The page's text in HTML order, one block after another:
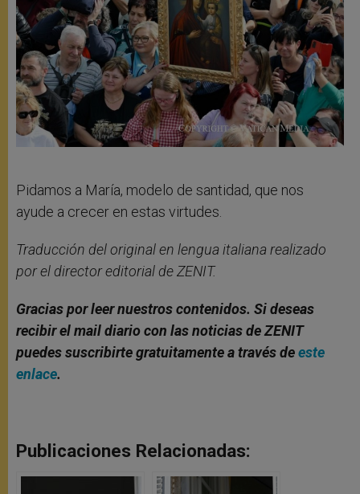
Pidamos a María, modelo de santidad, que nos
ayude a crecer en estas virtudes.
Traducción del original en lengua italiana realizado
por el director editorial de ZENIT.
Gracias por leer nuestros contenidos. Si deseas
recibir el mail diario con las noticias de ZENIT
puedes suscribirte gratuitamente a través deeste
enlace.
Publicaciones Relacionadas: